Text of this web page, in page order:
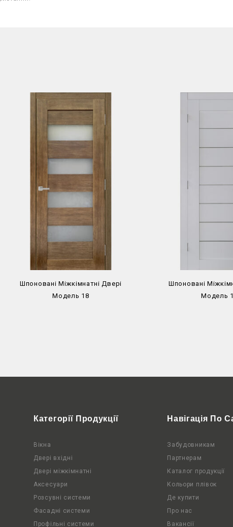
Шпоновані Міжкімнатні Двері
Модель 18
Шпоновані
Модель
Категорії Продукції
Вікна
Двері вхідні
Двері міжкімнатні
Аксесуари
Розсувні системи
Фасадні системи
Профільні системи
Навігація По
Забудовникам
Партнерам
Каталог продукції
Кольори плівок
Де купити
Про нас
Вакансії